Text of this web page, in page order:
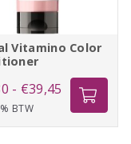
Vitamino Color
- €39,45 Prijsklasse:
€19,80
tot
BTW